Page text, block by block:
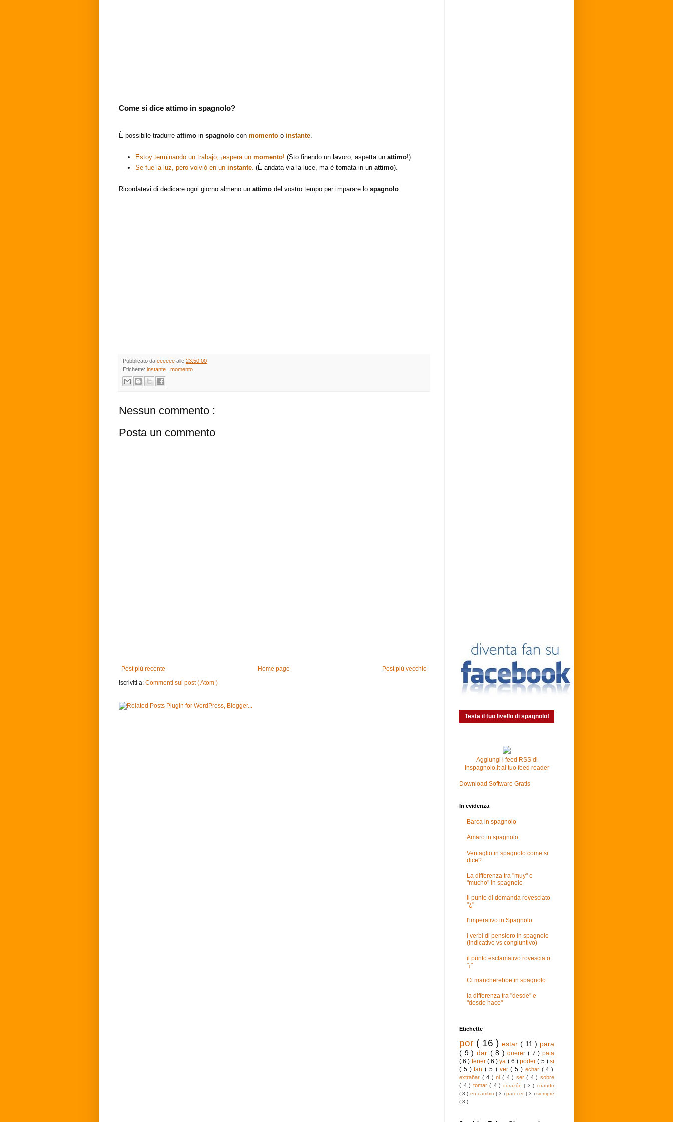
Come si dice attimo in spagnolo?
È possibile tradurre attimo in spagnolo con momento o instante.
Estoy terminando un trabajo, ¡espera un momento! (Sto finendo un lavoro, aspetta un attimo!).
Se fue la luz, pero volvió en un instante. (È andata via la luce, ma è tornata in un attimo).
Ricordatevi di dedicare ogni giorno almeno un attimo del vostro tempo per imparare lo spagnolo
Pubblicato da eeeeee alle 23:50:00
Etichette: instante momento
Nessun commento :
Posta un commento
Post più recente Post più vecchio
Home page
Iscriviti a: Commenti sul post ( Atom )
Testa il tuo livello di spagnolo!
Aggiungi i feed RSS di
Inspagnolo.it al tuo feed reader
Download Software Gratis
In evidenza
Barca in spagnolo
Amaro in spagnolo
Ventaglio in spagnolo come si
dice?
La differenza tra "muy" e
"mucho" in spagnolo
il punto di domanda rovesciato
"¿"
l'imperativo in Spagnolo
i verbi di pensiero in spagnolo
(indicativo vs congiuntivo)
il punto esclamativo rovesciato
"¡"
Ci mancherebbe in spagnolo
la differenza tra "desde" e
"desde hace"
Etichette
por ( 16 ) estar ( 11 ) para
( 9 ) dar ( 8 )querer( 7 )pata
( 6 ) tener ( 6 )ya ( 6 )poder( 5 )si
( 5 )tan( 5 ) ver( 5 ) echar ( 4 )
extrañar ( 4 )ni ( 4 ) ser( 4 )sobre
( 4 ) tomar( 4 ) corazón( 3 )cuando
( 3 ) en cambio ( 3 )parecer ( 3 )siempre
( 3 )